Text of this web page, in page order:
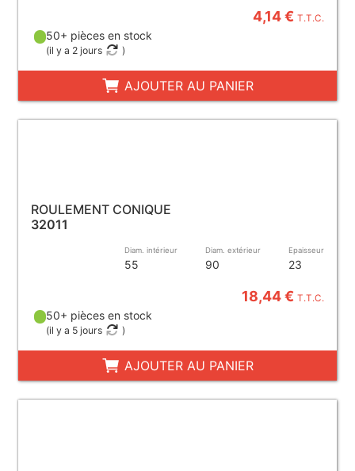
4,14 €T.T.C.
50+ pièces en stock
(il y a 2 jours )
AJOUTER AU PANIER
ROULEMENT CONIQUE
32011
Diam. intérieur
55
Diam. extérieur
90
Epaisseur
23
18,44 €T.T.C.
50+ pièces en stock
(il y a 5 jours )
AJOUTER AU PANIER